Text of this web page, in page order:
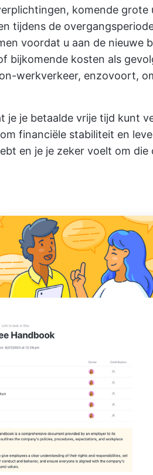
komende grote
tijdens de
voordat u aan de nieuwe
bijkomende kosten als
werkverkeer, enzovoort,
je betaalde vrije tijd kunt
financiële stabiliteit en
en je je zeker voelt om die